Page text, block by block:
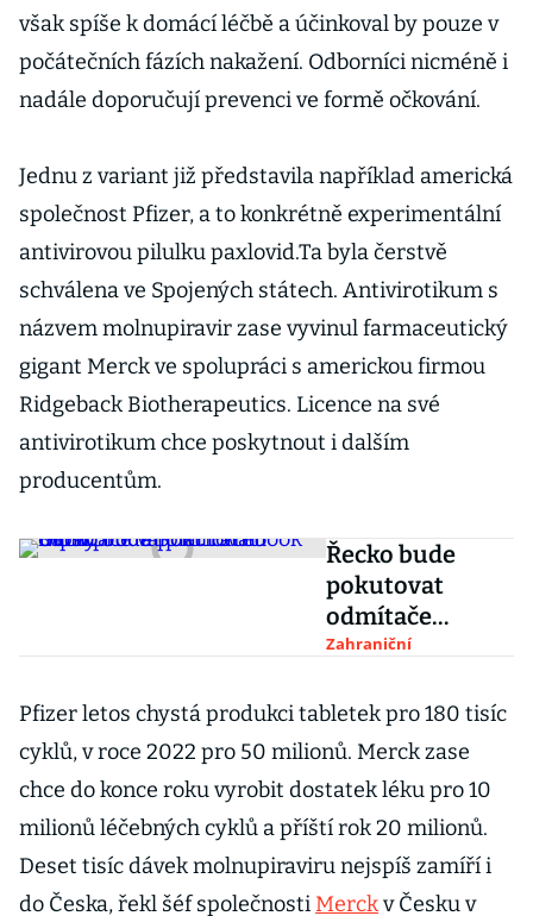
však spíše k domácí léčbě a účinkoval by pouze v
počátečních fázích nakažení. Odborníci nicméně i
nadále doporučují prevenci ve formě očkování.
Jednu z variant již představila například americká
společnost Pfizer, a to konkrétně experimentální
antivirovou pilulku paxlovid.Ta byla čerstvě
schválena ve Spojených státech. Antivirotikum s
názvem molnupiravir zase vyvinul farmaceutický
gigant Merck ve spolupráci s americkou firmou
Ridgeback Biotherapeutics. Licence na své
antivirotikum chce poskytnout i dalším
producentům.
Řecko bude
pokutovat
odmítače
vakcín.
prodat
platformu Giphy
Zahraniční
Pfizer letos chystá produkci tabletek pro 180 tisíc
cyklů, v roce 2022 pro 50 milionů. Merck zase
chce do konce roku vyrobit dostatek léku pro 10
milionů léčebných cyklů a příští rok 20 milionů.
Deset tisíc dávek molnupiraviru nejspíš zamíří i
do Česka, řekl šéf společnosti Merckv Česku v